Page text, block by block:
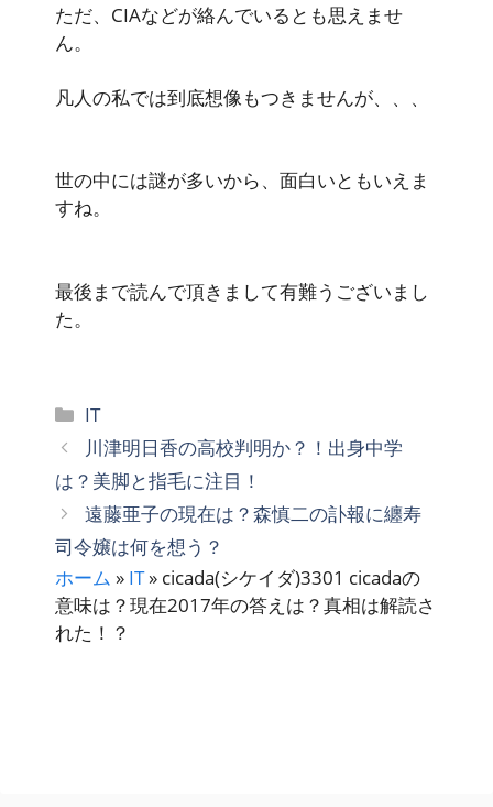
ただ、CIAなどが絡んでいるとも思えませ
ん。
凡人の私では到底想像もつきませんが、、、
世の中には謎が多いから、面白いともいえま
すね。
最後まで読んで頂きまして有難うございまし
た。
カ
テ
ゴ
リ
ー
IT
川津明日香の高校判明か？！出身中学
は？美脚と指毛に注目！
遠藤亜子の現在は？森慎二の訃報に纏寿
司令嬢は何を想う？
ホーム » IT» cicada(シケイダ)3301 cicadaの
意味は？現在2017年の答えは？真相は解読さ
れた！？